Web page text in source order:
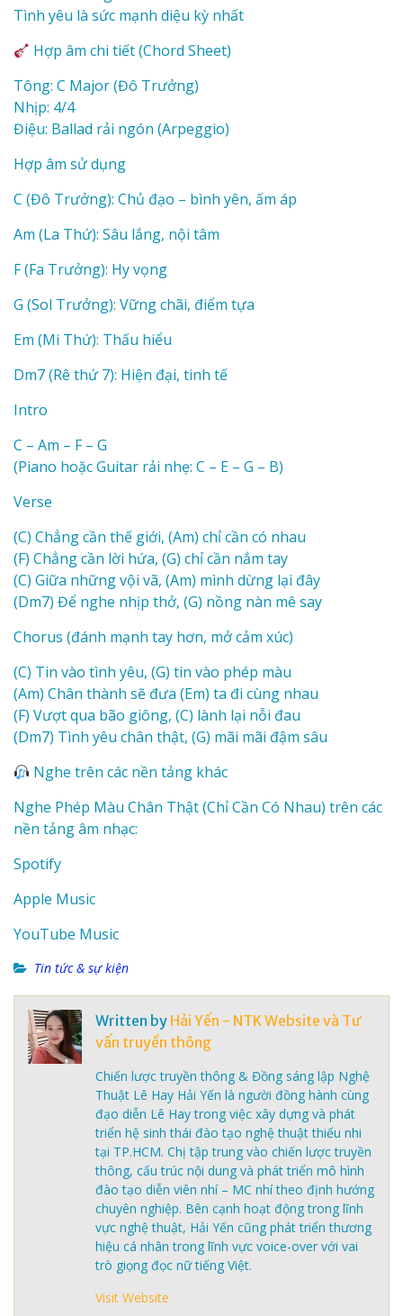
Tình yêu là sức mạnh diệu kỳ nhất
Hợp âm chi tiết (Chord Sheet)
Tông: C Major (Đô Trưởng)
Nhịp: 4/4
Điệu: Ballad rải ngón (Arpeggio)
Hợp âm sử dụng
C (Đô Trưởng): Chủ đạo – bình yên, ấm áp
Am (La Thứ): Sâu lắng, nội tâm
F (Fa Trưởng): Hy vọng
G (Sol Trưởng): Vững chãi, điểm tựa
Em (Mi Thứ): Thấu hiểu
Dm7 (Rê thứ 7): Hiện đại, tinh tế
Intro
C – Am – F – G
(Piano hoặc Guitar rải nhẹ: C – E – G – B)
Verse
(C) Chẳng cần thế giới, (Am) chỉ cần có nhau
(F) Chẳng cần lời hứa, (G) chỉ cần nắm tay
(C) Giữa những vội vã, (Am) mình dừng lại đây
(Dm7) Để nghe nhịp thở, (G) nồng nàn mê say
Chorus (đánh mạnh tay hơn, mở cảm xúc)
(C) Tin vào tình yêu, (G) tin vào phép màu
(Am) Chân thành sẽ đưa (Em) ta đi cùng nhau
(F) Vượt qua bão giông, (C) lành lại nỗi đau
(Dm7) Tình yêu chân thật, (G) mãi mãi đậm sâu
Nghe trên các nền tảng khác
Nghe Phép Màu Chân Thật (Chỉ Cần Có Nhau) trên các
nền tảng âm nhạc:
Spotify
Apple Music
YouTube Music
Tin tức & sự kiện
Written by Hải Yến - NTK Website và Tư
vấn truyền thông
Chiến lược truyền thông & Đồng sáng lập Nghệ
Thuật Lê Hay Hải Yến là người đồng hành cùng
đạo diễn Lê Hay trong việc xây dựng và phát
triển hệ sinh thái đào tạo nghệ thuật thiếu nhi
tại TP.HCM. Chị tập trung vào chiến lược truyền
thông, cấu trúc nội dung và phát triển mô hình
đào tạo diễn viên nhí – MC nhí theo định hướng
chuyên nghiệp. Bên cạnh hoạt động trong lĩnh
vực nghệ thuật, Hải Yến cũng phát triển thương
hiệu cá nhân trong lĩnh vực voice-over với vai
trò giọng đọc nữ tiếng Việt.
Visit Website